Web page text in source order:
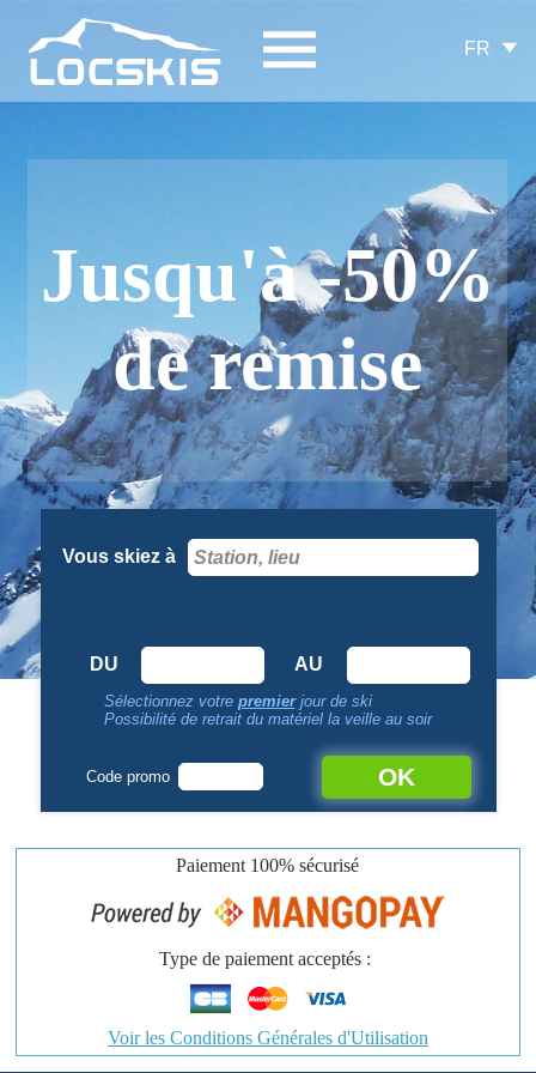
FR
Jusqu'à -50%
de remise
Vous skiez à
DU AU
Code promo OK
Sélectionnez votre premierjour de ski
Possibilité de retrait du matériel la veille au soir
Paiement 100% sécurisé
Type de paiement acceptés :
Voir les Conditions Générales d'Utilisation